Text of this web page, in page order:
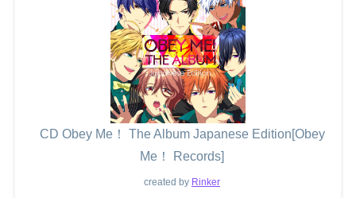
CD Obey Me！ The Album Japanese Edition[Obey
Me！ Records]
created by Rinker